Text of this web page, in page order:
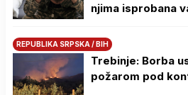
njima isprobana
REPUBLIKA SRPSKA / BIH
Trebinje: Borba
požarom pod